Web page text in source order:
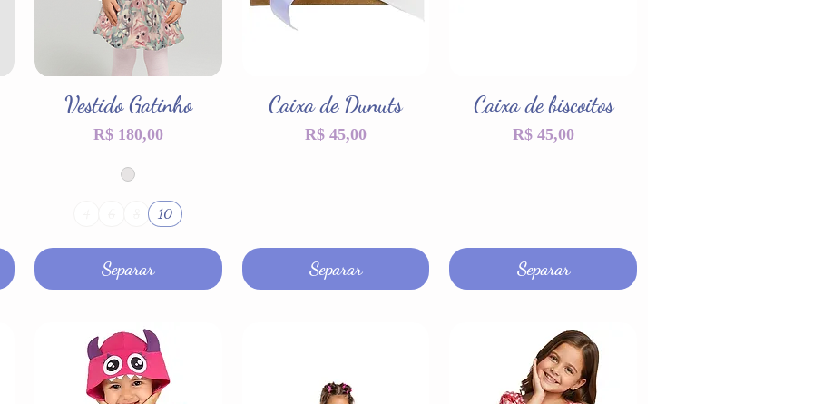
Visualização rápida
Vestido Gatinho
Preço
R$ 180,00
10
Separar
Visualização rápida
Caixa de Dunuts
Preço
R$ 45,00
Separar
Visualização rápida
Caixa de biscoitos
Preço
R$ 45,00
Separar